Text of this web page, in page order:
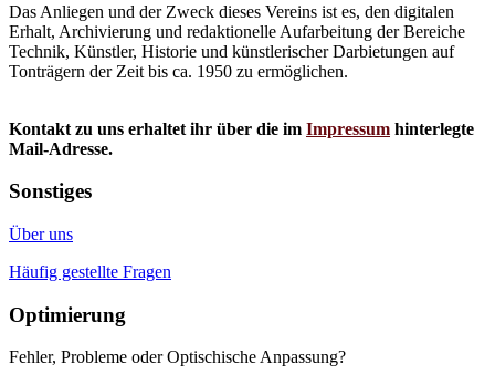
Das Anliegen und der Zweck dieses Vereins ist es, den digitalen
Erhalt, Archivierung und redaktionelle Aufarbeitung der Bereiche
Technik, Künstler, Historie und künstlerischer Darbietungen auf
Tonträgern der Zeit bis ca. 1950 zu ermöglichen.
Kontakt zu uns erhaltet ihr über die im Impressum hinterlegte
Mail-Adresse.
Sonstiges
Über uns
Häufig gestellte Fragen
Optimierung
Fehler, Probleme oder Optischische Anpassung?